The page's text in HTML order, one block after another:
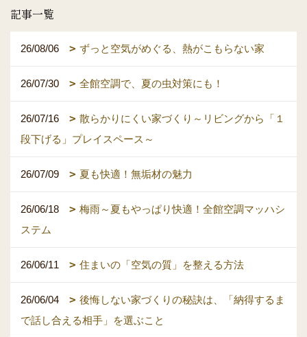
記事一覧
26/08/06 ずっと空気がめぐる、熱がこもらない家
26/07/30 全館空調で、夏の虫対策にも！
26/07/16
散らかりにくい家づくり～リビングから「１
段下げる」プレイスペース～
26/07/09 夏も快適！無垢材の魅力
26/06/18
梅雨～夏もやっぱり快適！全館空調マッハシ
ステム
26/06/11 住まいの「空気の質」を整える方法
26/06/04
後悔しない家づくりの秘訣は、「納得するま
で話し合える相手」を選ぶこと